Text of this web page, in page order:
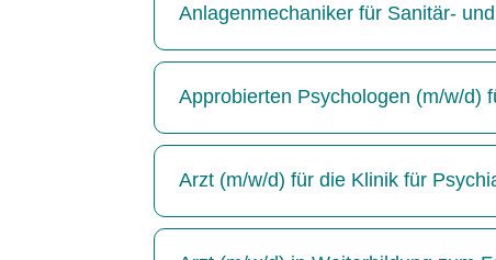
Anlagenmechaniker für Sanitär-
Approbierten Psychologen (m/w/d)
Arzt (m/w/d) für die Klinik für